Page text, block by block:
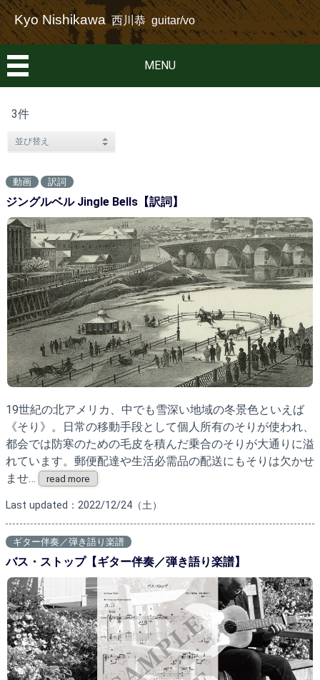
Kyo Nishikawa西川恭 guitar/vo
MENU
3件
動画 訳詞
ジングルベル Jingle Bells【訳詞】
19世紀の北アメリカ、中でも雪深い地域の冬景色といえば
《そり》。日常の移動手段として個人所有のそりが使われ、
都会では防寒のための毛皮を積んだ乗合のそりが大通りに溢
れています。郵便配達や生活必需品の配送にもそりは欠かせ
ませ…
read more
Last updated：2022/12/24（土）
ギター伴奏／弾き語り楽譜
バス・ストップ【ギター伴奏／弾き語り楽譜】